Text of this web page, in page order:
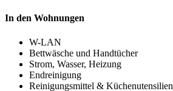
In den Wohnungen
W-LAN
Bettwäsche und Handtücher
Strom, Wasser, Heizung
Endreinigung
Reinigungsmittel & Küchenutensilien